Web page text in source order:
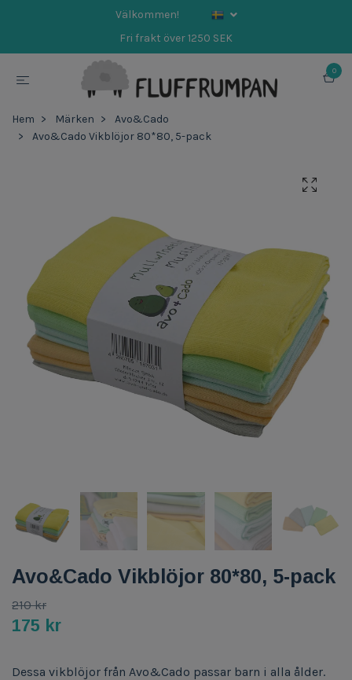
Välkommen!
Fri frakt över 1250 SEK
0
Hem Märken
Avo&Cado
Avo&Cado Vikblöjor 80*80, 5-pack
Avo&Cado Vikblöjor 80*80, 5-pack
210 kr
175 kr
Dessa vikblöjor från Avo&Cado passar barn i alla ålder.